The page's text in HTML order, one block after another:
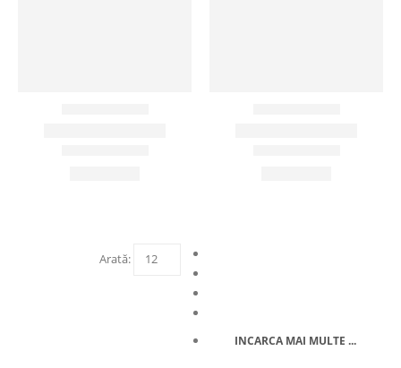
Arată:
INCARCA MAI MULTE ...